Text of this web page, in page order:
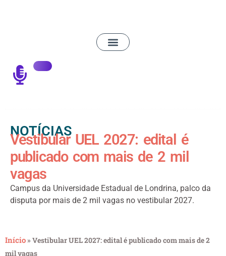
NOTÍCIAS
Vestibular UEL 2027: edital é
publicado com mais de 2 mil
vagas
Campus da Universidade Estadual de Londrina, palco da
disputa por mais de 2 mil vagas no vestibular 2027.
Início»Vestibular UEL 2027: edital é publicado com mais de 2
mil vagas